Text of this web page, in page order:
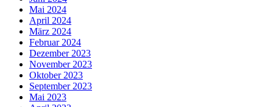
Mai 2024
April 2024
März 2024
Februar 2024
Dezember 2023
November 2023
Oktober 2023
September 2023
Mai 2023